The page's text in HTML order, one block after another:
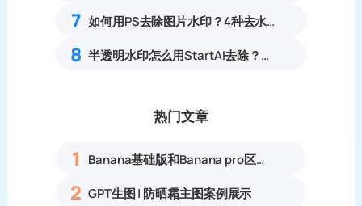
7 如何用PS去除图片水印？4种去水印实操技巧超简单！
8 半透明水印怎么用StartAI去除？3步操作实现无痕清除
热门文章
1 Banana基础版和Banana pro区别对比丨具体案例应用+使用教程
2 GPT生图 | 防晒霜主图案例展示